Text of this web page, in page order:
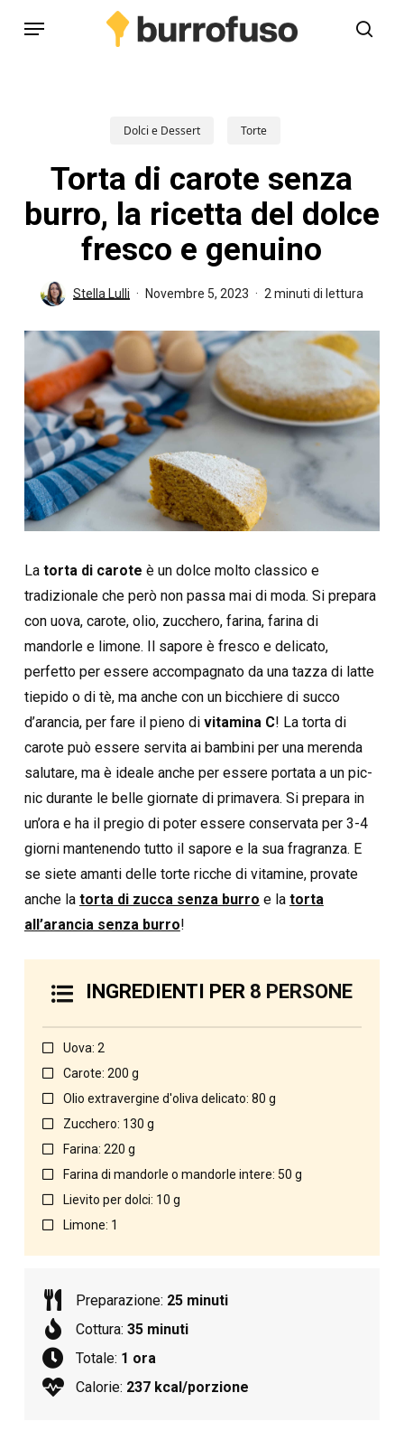
Menu
Dolci e Dessert Torte
Torta di carote senza
burro, la ricetta del dolce
fresco e genuino
Stella Lulli Novembre 5, 2023 2 minuti di lettura
La torta di carote è un dolce molto classico e
tradizionale che però non passa mai di moda. Si prepara
con uova, carote, olio, zucchero, farina, farina di
mandorle e limone. Il sapore è fresco e delicato,
perfetto per essere accompagnato da una tazza di latte
tiepido o di tè, ma anche con un bicchiere di succo
d’arancia, per fare il pieno di vitamina C! La torta di
carote può essere servita ai bambini per una merenda
salutare, ma è ideale anche per essere portata a un pic-
nic durante le belle giornate di primavera. Si prepara in
un’ora e ha il pregio di poter essere conservata per 3-4
giorni mantenendo tutto il sapore e la sua fragranza. E
se siete amanti delle torte ricche di vitamine, provate
anche la torta di zucca senza burro e la torta
all’arancia senza burro!
INGREDIENTI PER 8 PERSONE
Uova: 2
Carote: 200 g
Olio extravergine d'oliva delicato: 80 g
Zucchero: 130 g
Farina: 220 g
Farina di mandorle o mandorle intere: 50 g
Lievito per dolci: 10 g
Limone: 1
Preparazione: 25 minuti
Cottura:35 minuti
Totale: 1 ora
Calorie: 237 kcal/porzione